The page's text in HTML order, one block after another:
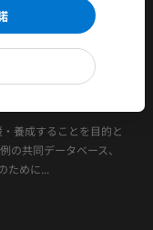
養成することを目的と
の共同データベース、
ために...